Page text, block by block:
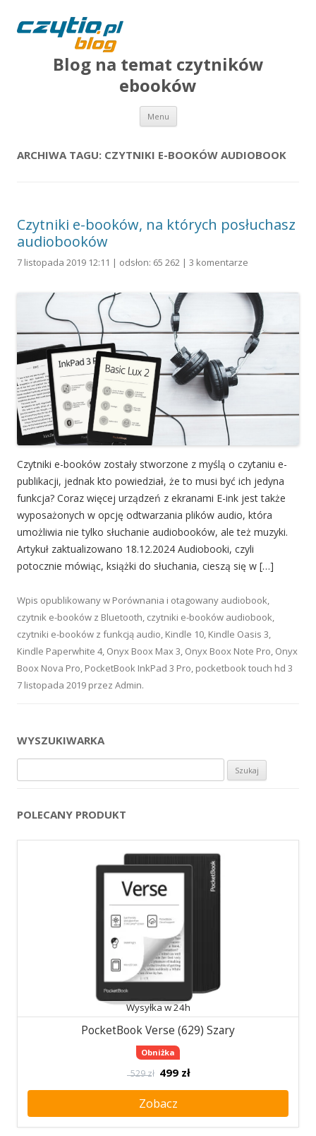
Blog na temat czytników
ebooków
Menu Przejdź do treści
ARCHIWA TAGU: CZYTNIKI E-BOOKÓW AUDIOBOOK
Czytniki e-booków, na których posłuchasz
audiobooków
7 listopada 2019 12:11 | odsłon: 65 262 | 3 komentarze
Czytniki e-booków zostały stworzone z myślą o czytaniu e-
publikacji, jednak kto powiedział, że to musi być ich jedyna
funkcja? Coraz więcej urządzeń z ekranami E-ink jest także
wyposażonych w opcję odtwarzania plików audio, która
umożliwia nie tylko słuchanie audiobooków, ale też muzyki.
Artykuł zaktualizowano 18.12.2024 Audiobooki, czyli
potocznie mówiąc, książki do słuchania, cieszą się w […]
Wpis opublikowany w Porównania i otagowany audiobook,
czytnik e-booków z Bluetooth, czytniki e-booków audiobook,
czytniki e-booków z funkcją audio, Kindle 10, Kindle Oasis 3,
Kindle Paperwhite 4, Onyx Boox Max 3, Onyx Boox Note Pro, Onyx
Boox Nova Pro, PocketBook InkPad 3 Pro, pocketbook touch hd 3
7 listopada 2019 przez Admin.
WYSZUKIWARKA
POLECANY PRODUKT
Wysyłka w 24h
PocketBook Verse (629) Szary
Obniżka
529 zł 499 zł
Zobacz